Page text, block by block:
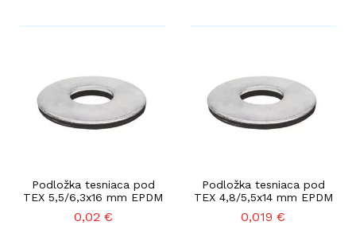
Podložka tesniaca pod
TEX 5,5/6,3x16 mm EPDM
0,02 €
Podložka tesniaca pod
TEX 4,8/5,5x14 mm EPDM
0,019 €